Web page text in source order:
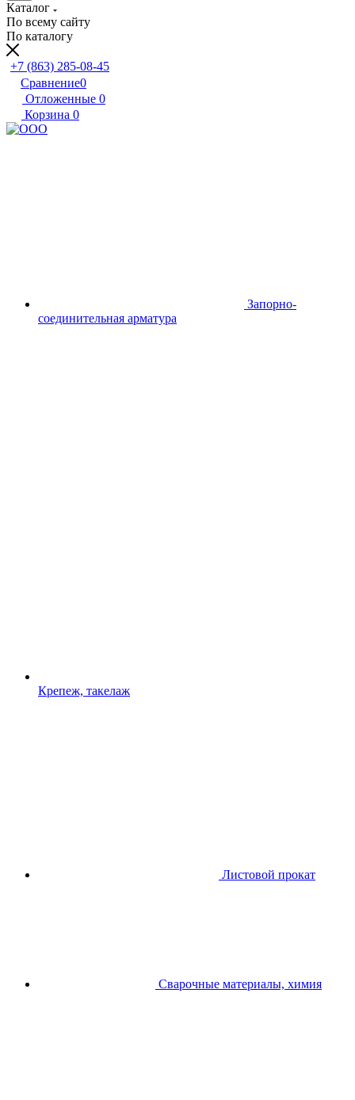
Каталог
По всему сайту
По каталогу
+7 (863) 285-08-45
Сравнение0
Отложенные 0
Корзина 0
Запорно-
соединительная арматура
Крепеж, такелаж
Листовой прокат
Сварочные материалы, химия